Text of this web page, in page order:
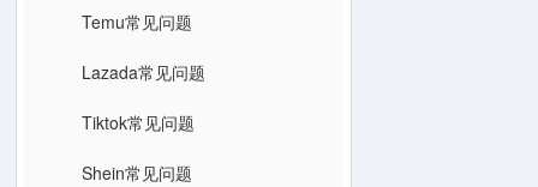
Temu常见问题
Lazada常见问题
Tiktok常见问题
Shein常见问题